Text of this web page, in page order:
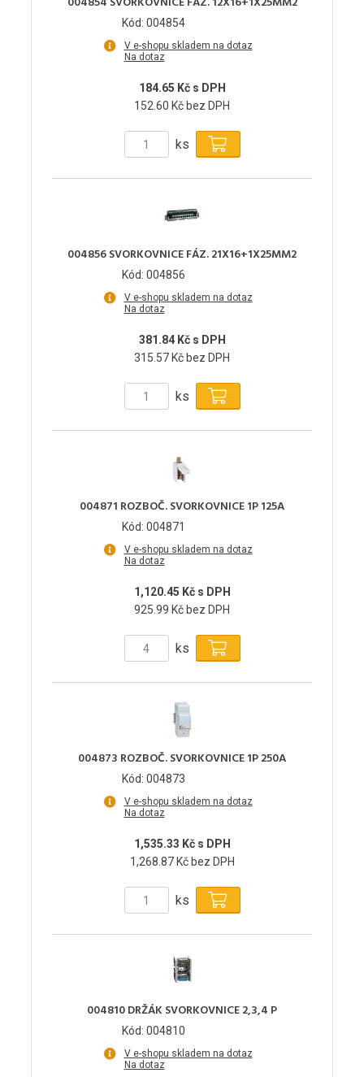
Kód: 004854
V e-shopu skladem na dotaz
Na dotaz
184.65 Kč s DPH
152.60 Kč bez DPH
ks
004856 SVORKOVNICE FÁZ. 21X16+1X25MM2
Kód: 004856
V e-shopu skladem na dotaz
Na dotaz
381.84 Kč s DPH
315.57 Kč bez DPH
ks
004871 ROZBOČ. SVORKOVNICE 1P 125A
Kód: 004871
V e-shopu skladem na dotaz
Na dotaz
1,120.45 Kč s DPH
925.99 Kč bez DPH
ks
004873 ROZBOČ. SVORKOVNICE 1P 250A
Kód: 004873
V e-shopu skladem na dotaz
Na dotaz
1,535.33 Kč s DPH
1,268.87 Kč bez DPH
ks
004810 DRŽÁK SVORKOVNICE 2,3,4 P
Kód: 004810
V e-shopu skladem na dotaz
Na dotaz